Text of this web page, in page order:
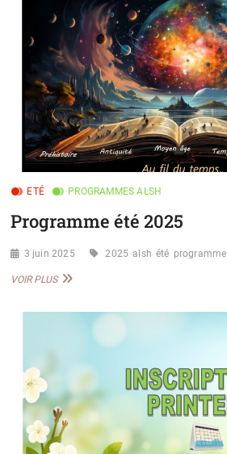
ETÉ PROGRAMMES ALSH
Programme été 2025
3 juin 2025 2025 alsh été programme
VOIR PLUSPROGRAMME